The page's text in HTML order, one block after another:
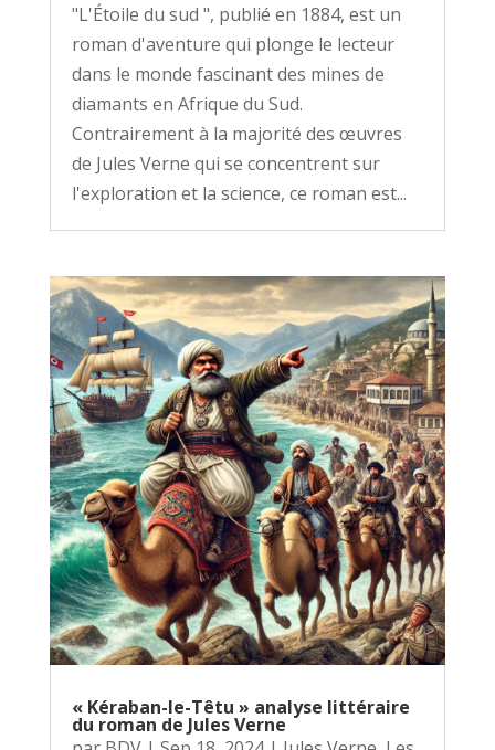
"L'Étoile du sud ", publié en 1884, est un
roman d'aventure qui plonge le lecteur
dans le monde fascinant des mines de
diamants en Afrique du Sud.
Contrairement à la majorité des œuvres
de Jules Verne qui se concentrent sur
l'exploration et la science, ce roman est...
« Kéraban-le-Têtu » analyse littéraire
du roman de Jules Verne